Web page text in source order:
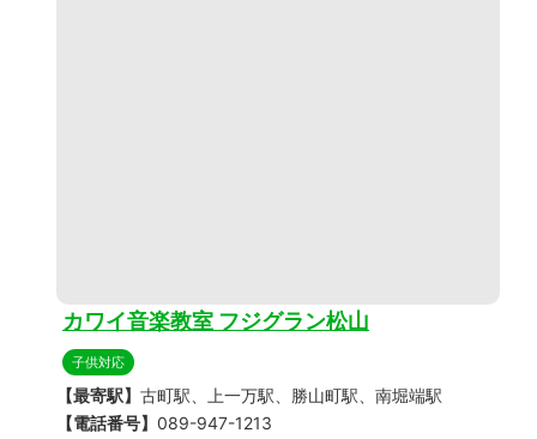
カワイ音楽教室 フジグラン松山
子供対応
【最寄駅】 古町駅、上一万駅、勝山町駅、南堀端駅
【電話番号】 089-947-1213